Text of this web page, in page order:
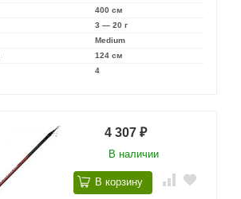
400 см
3 — 20 г
Medium
124 см
4
4 307 ₽
В наличии
В корзину